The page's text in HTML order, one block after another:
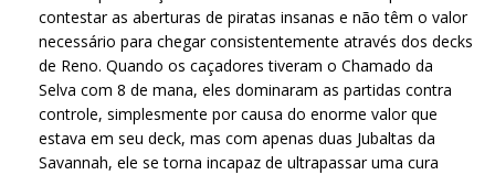
contestar as aberturas de piratas insanas e não têm o valor
necessário para chegar consistentemente através dos decks
de Reno. Quando os caçadores tiveram o Chamado da
Selva com 8 de mana, eles dominaram as partidas contra
controle, simplesmente por causa do enorme valor que
estava em seu deck, mas com apenas duas Jubaltas da
Savannah, ele se torna incapaz de ultrapassar uma cura